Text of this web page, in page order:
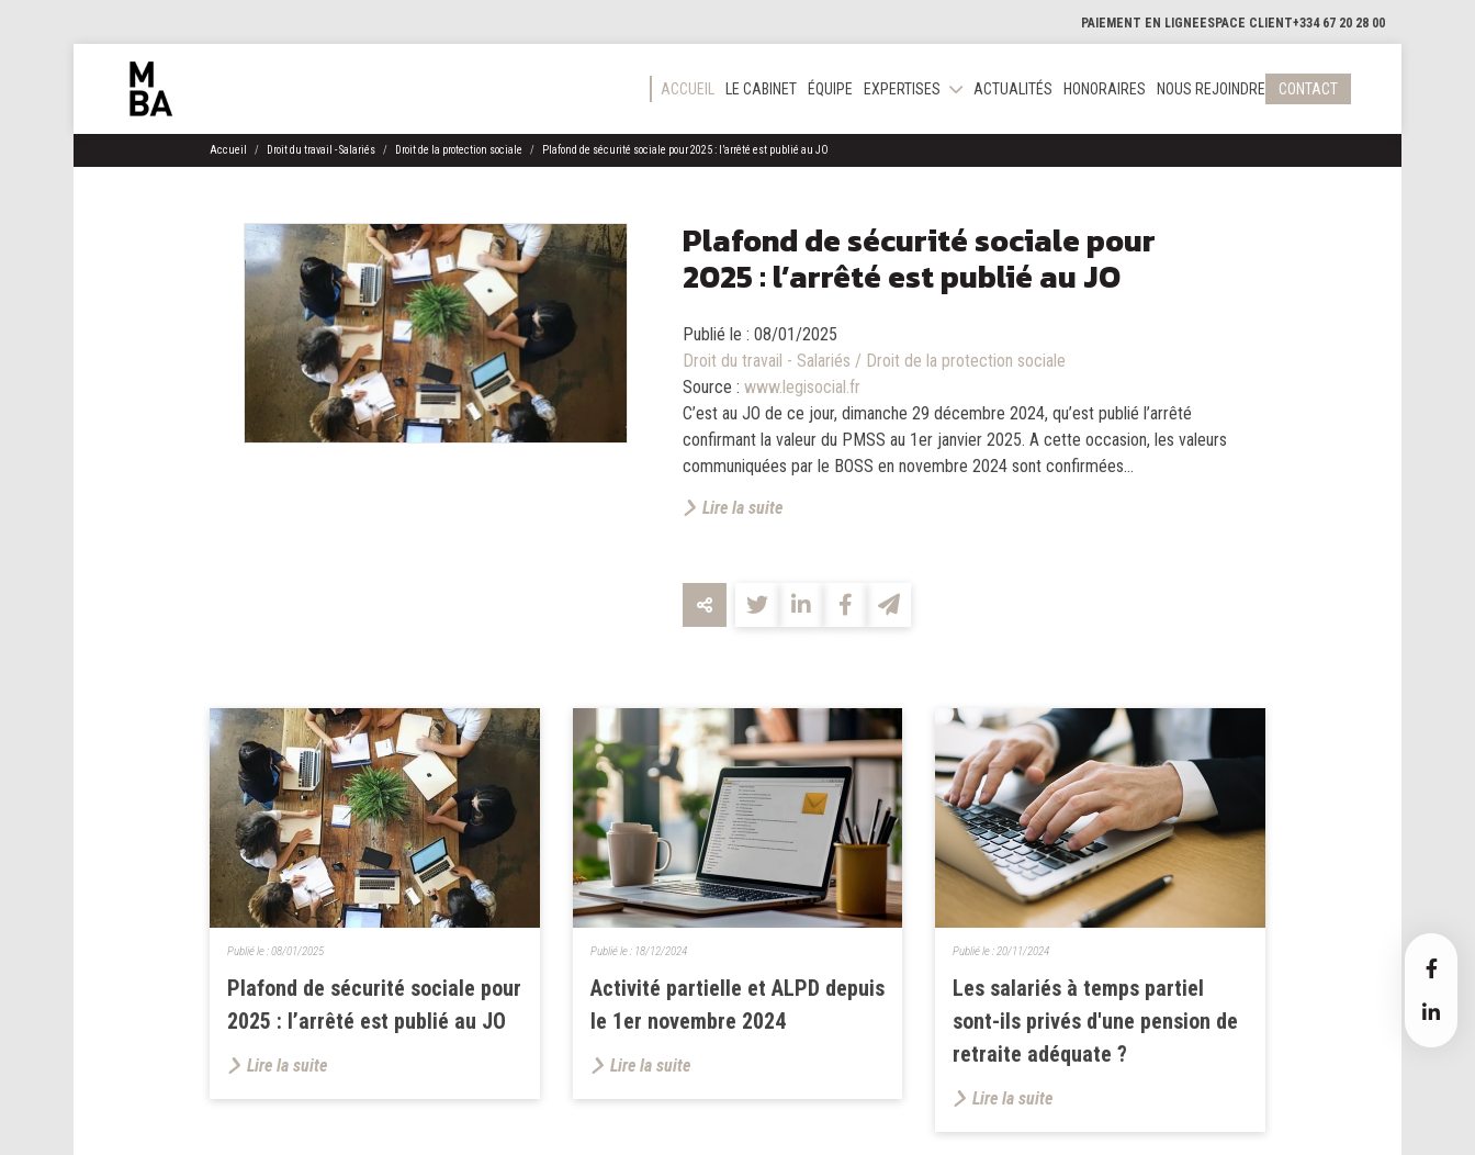
PAIEMENT EN LIGNE ESPACE CLIENT+334 67 20 28 00
ACCUEIL LE CABINET ÉQUIPE EXPERTISES ACTUALITÉS HONORAIRES NOUS REJOINDRE CONTACT
Accueil Droit du travail - Salariés Droit de la protection sociale Plafond de sécurité sociale pour 2025 : l’arrêté est publié au JO
Plafond de sécurité sociale pour
2025 : l’arrêté est publié au JO
Publié le : 08/01/2025
Droit du travail - Salariés / Droit de la protection sociale
Source : www.legisocial.fr
C’est au JO de ce jour, dimanche 29 décembre 2024, qu’est publié l’arrêté
confirmant la valeur du PMSS au 1er janvier 2025. A cette occasion, les valeurs
communiquées par le BOSS en novembre 2024 sont confirmées...
Lire la suite
Plafond de sécurité sociale pour
2025 : l’arrêté est publié au JO
Publié le :08/01/2025
Lire la suite
Activité partielle et ALPD depuis
le 1er novembre 2024
Publié le : 18/12/2024
Lire la suite
Les salariés à temps partiel
sont-ils privés d'une pension de
retraite adéquate ?
Publié le :20/11/2024
Lire la suite